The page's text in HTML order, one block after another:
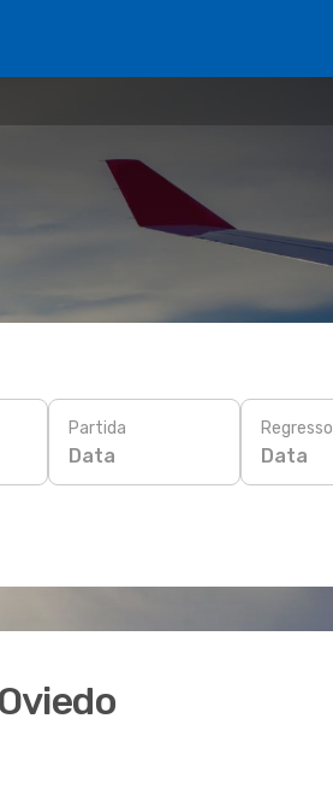
Partida
Data
Regresso
Data